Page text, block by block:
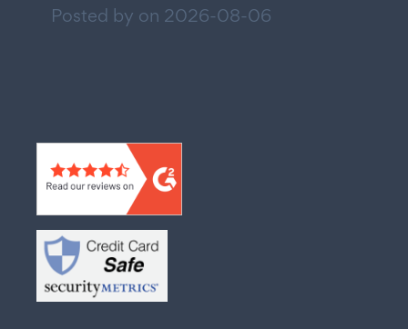
Posted by on 2026-08-06